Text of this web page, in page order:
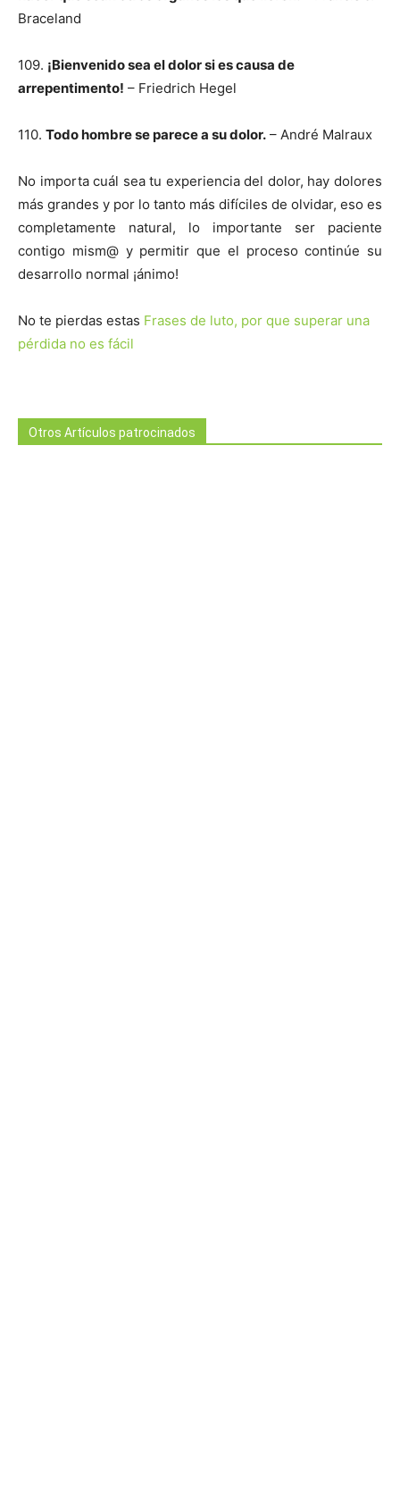
Braceland
109. ¡Bienvenido sea el dolor si es causa de
arrepentimento! – Friedrich Hegel
110. Todo hombre se parece a su dolor. – André Malraux
No importa cuál sea tu experiencia del dolor, hay dolores
más grandes y por lo tanto más difíciles de olvidar, eso es
completamente natural, lo importante ser paciente
contigo mism@ y permitir que el proceso continúe su
desarrollo normal ¡ánimo!
No te pierdas estas Frases de luto, por que superar una
pérdida no es fácil
Otros Artículos patrocinados